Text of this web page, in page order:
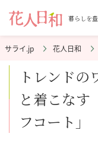
暮らしを
花人日和
トレンドの
と着こなす
フコート」